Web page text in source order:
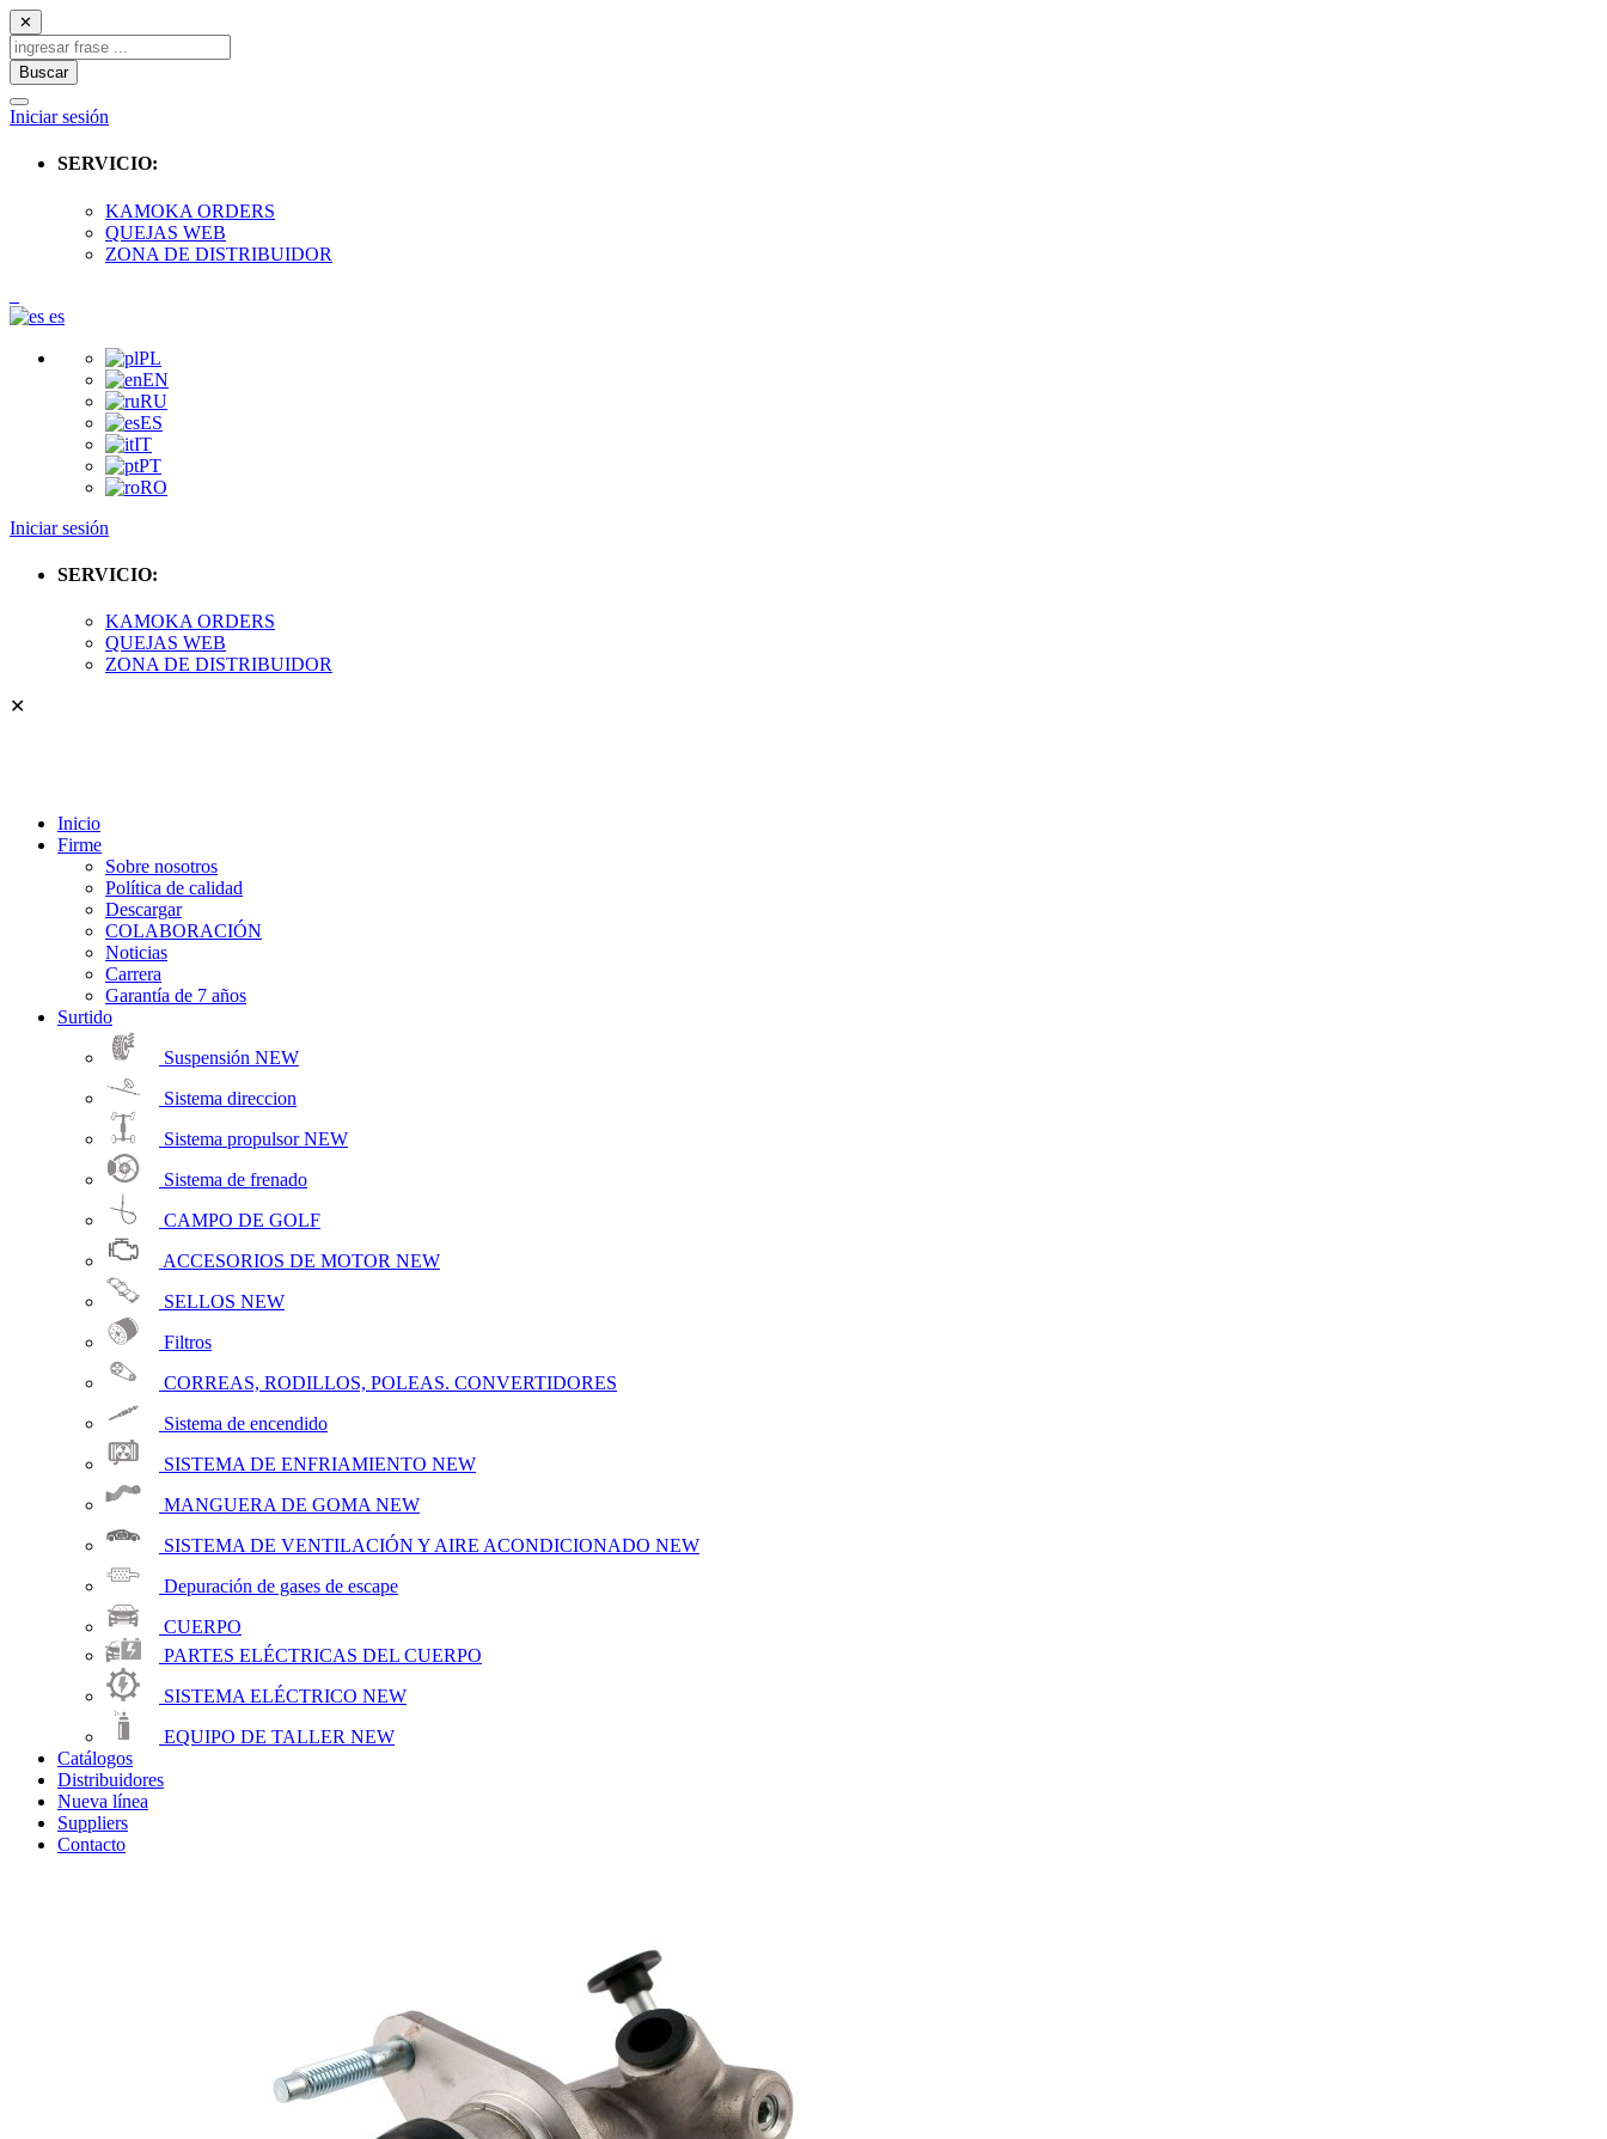
✕
Buscar
Iniciar sesión
SERVICIO:
KAMOKA ORDERS
QUEJAS WEB
ZONA DE DISTRIBUIDOR
es
PL
EN
RU
ES
IT
PT
RO
Iniciar sesión
SERVICIO:
KAMOKA ORDERS
QUEJAS WEB
ZONA DE DISTRIBUIDOR
✕
Inicio
Firme
Sobre nosotros
Política de calidad
Descargar
COLABORACIÓN
Noticias
Carrera
Garantía de 7 años
Surtido
Suspensión NEW
Sistema direccion
Sistema propulsorNEW
Sistema de frenado
CAMPO DE GOLF
ACCESORIOS DE MOTOR NEW
SELLOS NEW
Filtros
CORREAS, RODILLOS, POLEAS. CONVERTIDORES
Sistema de encendido
SISTEMA DE ENFRIAMIENTO NEW
MANGUERA DE GOMA NEW
SISTEMA DE VENTILACIÓN Y AIRE ACONDICIONADO NEW
Depuración de gases de escape
CUERPO
PARTES ELÉCTRICAS DEL CUERPO
SISTEMA ELÉCTRICO NEW
EQUIPO DE TALLER NEW
Catálogos
Distribuidores
Nueva línea
Suppliers
Contacto